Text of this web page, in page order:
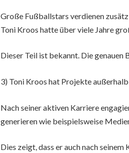
Große Fußballstars verdienen
Toni Kroos hatte über viele Jahre
Dieser Teil ist bekannt. Die genauen
3) Toni Kroos hat Projekte
Nach seiner aktiven Karriere
generieren wie beispielsweise
Dies zeigt, dass er auch nach